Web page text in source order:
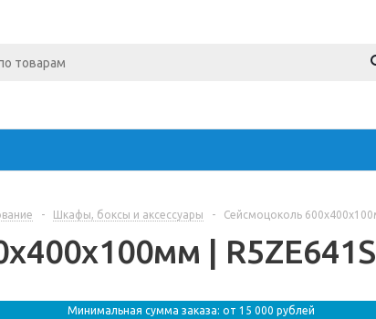
- Шкафы, боксы и аксессуары - Сейсмоцоколь
|
Минимальная сумма заказа: от 15 000 рублей